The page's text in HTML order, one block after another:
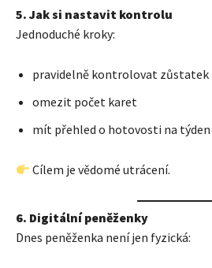
5. Jak si nastavit kontrolu
Jednoduché kroky:
pravidelně kontrolovat zůstatek
omezit počet karet
mít přehled o hotovosti na týden
Cílem je vědomé utrácení.
6. Digitální peněženky
Dnes peněženka není jen fyzická: